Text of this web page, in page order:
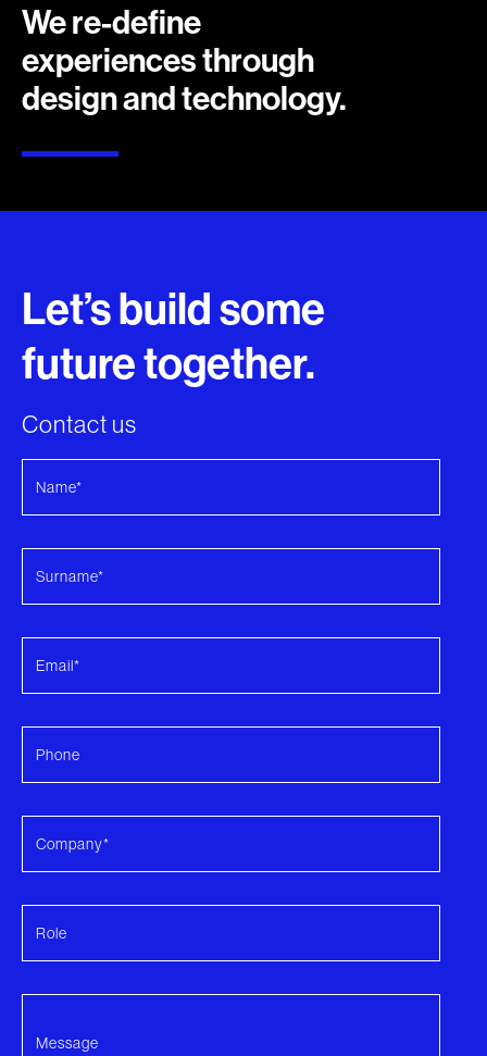
We re-define
experiences through
design and technology.
Let’s build some
future together.
Contact us